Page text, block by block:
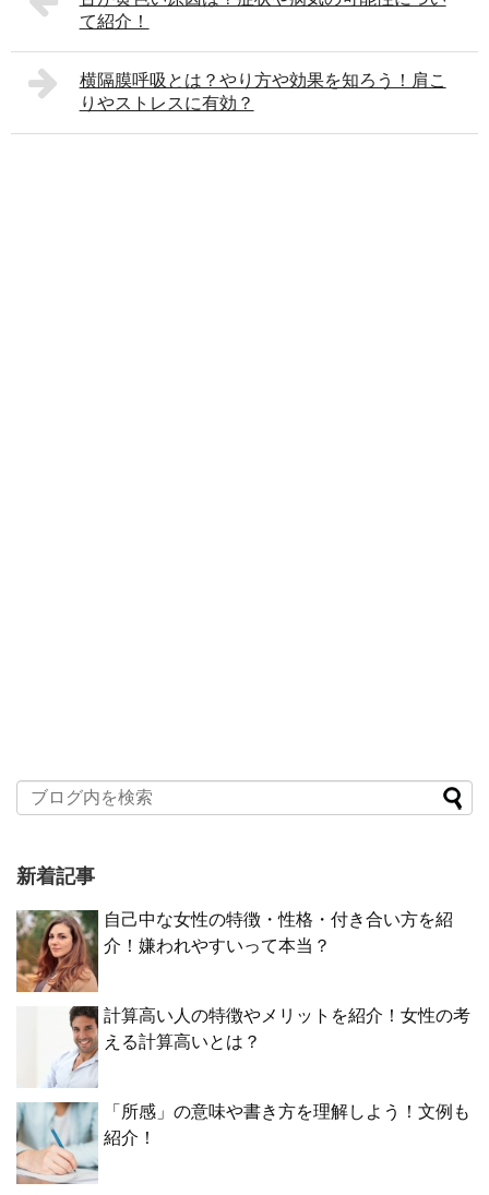
て紹介！
横隔膜呼吸とは？やり方や効果を知ろう！肩こ
りやストレスに有効？
新着記事
自己中な女性の特徴・性格・付き合い方を紹
介！嫌われやすいって本当？
計算高い人の特徴やメリットを紹介！女性の考
える計算高いとは？
「所感」の意味や書き方を理解しよう！文例も
紹介！